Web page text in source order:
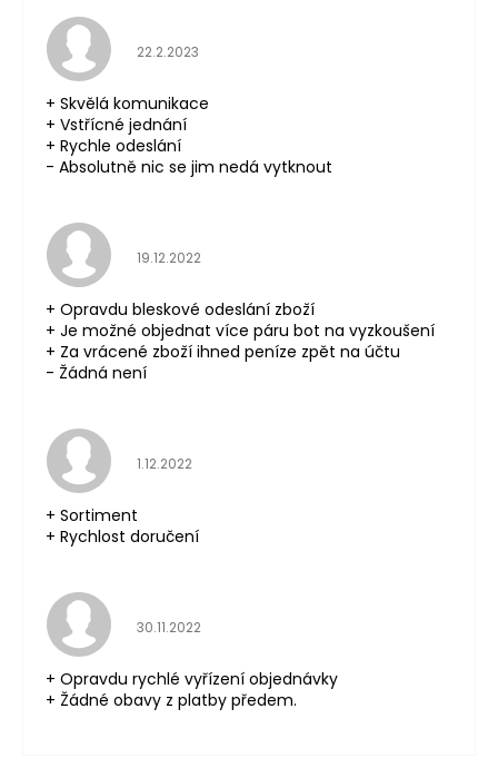
Hodnocení obchodu je 5 z 5 hvězdiček.
22.2.2023
+ Skvělá komunikace
+ Vstřícné jednání
+ Rychle odeslání
- Absolutně nic se jim nedá vytknout
Hodnocení obchodu je 5 z 5 hvězdiček.
19.12.2022
+ Opravdu bleskové odeslání zboží
+ Je možné objednat více páru bot na vyzkoušení
+ Za vrácené zboží ihned peníze zpět na účtu
- Žádná není
Hodnocení obchodu je 5 z 5 hvězdiček.
1.12.2022
+ Sortiment
+ Rychlost doručení
Hodnocení obchodu je 5 z 5 hvězdiček.
30.11.2022
+ Opravdu rychlé vyřízení objednávky
+ Žádné obavy z platby předem.